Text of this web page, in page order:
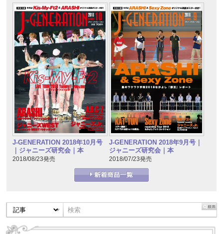
J-GENERATION 2018年10月号
｜ジャニーズ研究会｜本
2018/08/23発売
J-GENERATION 2018年9月号｜
ジャニーズ研究会｜本
2018/07/23発売